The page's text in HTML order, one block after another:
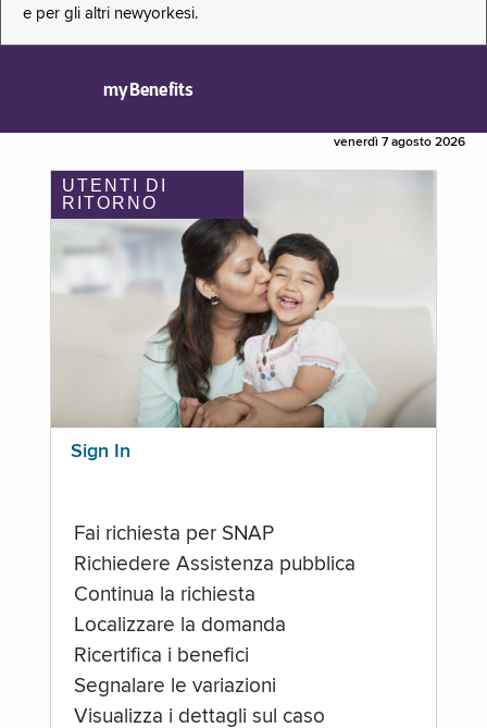
e per gli altri newyorkesi.
myBenefits
venerdì 7 agosto 2026
UTENTI DI
RITORNO
Sign In
Fai richiesta per SNAP
Richiedere Assistenza pubblica
Continua la richiesta
Localizzare la domanda
Ricertifica i benefici
Segnalare le variazioni
Visualizza i dettagli sul caso